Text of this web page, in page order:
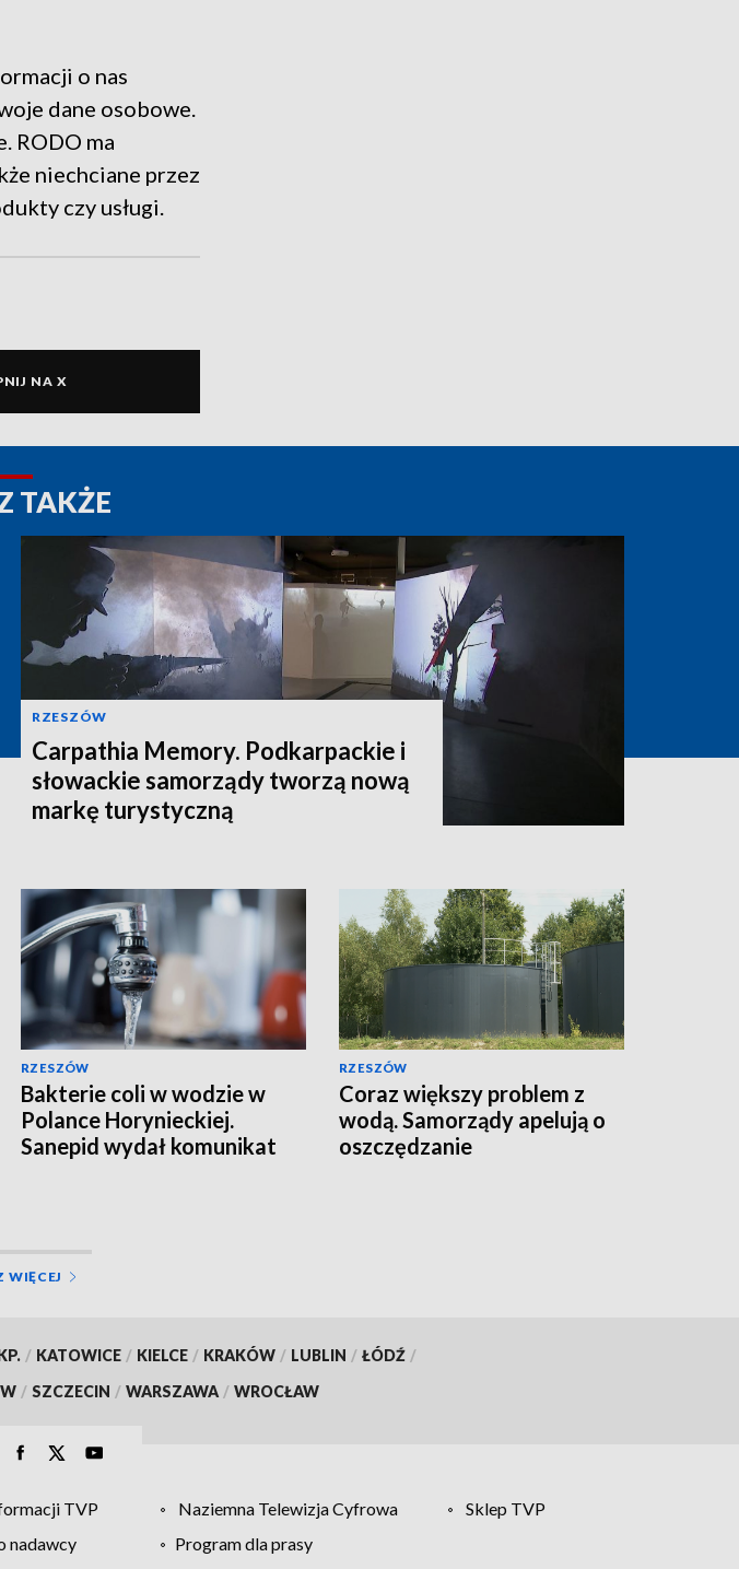
o nas
dane osobowe.
RODO ma
niechciane przez
czy usługi.
NA X
TAKŻE
RZESZÓW
Carpathia Memory. Podkarpackie i
słowackie samorządy tworzą nową
markę turystyczną
RZESZÓW
Bakterie coli w wodzie w
Polance Horynieckiej.
Sanepid wydał komunikat
RZESZÓW
Coraz większy problem z
wodą. Samorządy apelują o
oszczędzanie
WIĘCEJ
/ KATOWICE / KIELCE / KRAKÓW / LUBLIN / ŁÓDŹ /
/ SZCZECIN / WARSZAWA / WROCŁAW
TVP Naziemna Telewizja Cyfrowa
Sklep TVP
nadawcy
Program dla prasy